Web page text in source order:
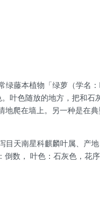
绿藤本植物「绿萝（学名
色随放的地方，把和石
爬在墙上。另一种是在
天南星科麒麟叶属、产
数， 叶色：石灰色，花